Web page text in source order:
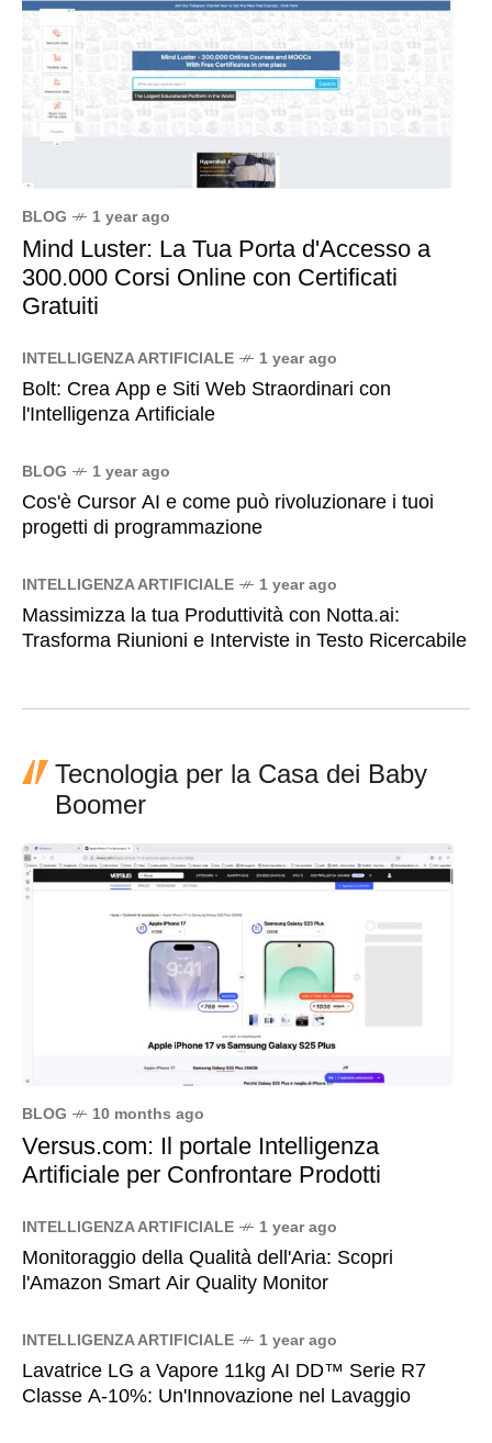
BLOG 1 year ago
Mind Luster: La Tua Porta d'Accesso a
300.000 Corsi Online con Certificati
Gratuiti
INTELLIGENZA ARTIFICIALE 1 year ago
Bolt: Crea App e Siti Web Straordinari con
l'Intelligenza Artificiale
BLOG 1 year ago
Cos'è Cursor AI e come può rivoluzionare i tuoi
progetti di programmazione
INTELLIGENZA ARTIFICIALE 1 year ago
Massimizza la tua Produttività con Notta.ai:
Trasforma Riunioni e Interviste in Testo Ricercabile
Tecnologia per la Casa dei Baby
Boomer
BLOG 10 months ago
Versus.com: Il portale Intelligenza
Artificiale per Confrontare Prodotti
INTELLIGENZA ARTIFICIALE 1 year ago
Monitoraggio della Qualità dell'Aria: Scopri
l'Amazon Smart Air Quality Monitor
INTELLIGENZA ARTIFICIALE 1 year ago
Lavatrice LG a Vapore 11kg AI DD™ Serie R7
Classe A-10%: Un'Innovazione nel Lavaggio